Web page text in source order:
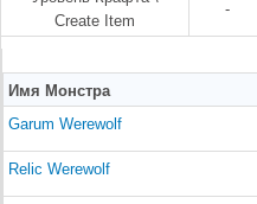
Create Item
-
Имя Монстра
Garum Werewolf
Relic Werewolf